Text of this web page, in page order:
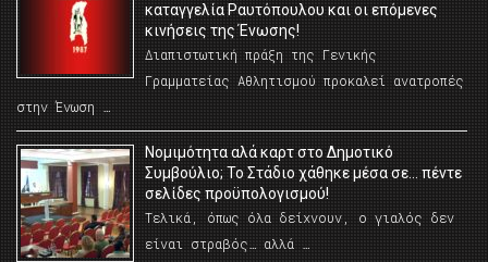
καταγγελία Ραυτόπουλου και οι επόμενες
κινήσεις της Ένωσης!
Διαπιστωτική πράξη της Γενικής
Γραμματείας Αθλητισμού προκαλεί ανατροπές
στην Ένωση …
Νομιμότητα αλά καρτ στο Δημοτικό
Συμβούλιο; Το Στάδιο χάθηκε μέσα σε… πέντε
σελίδες προϋπολογισμού!
Τελικά, όπως όλα δείχνουν, ο γιαλός δεν
είναι στραβός… αλλά …